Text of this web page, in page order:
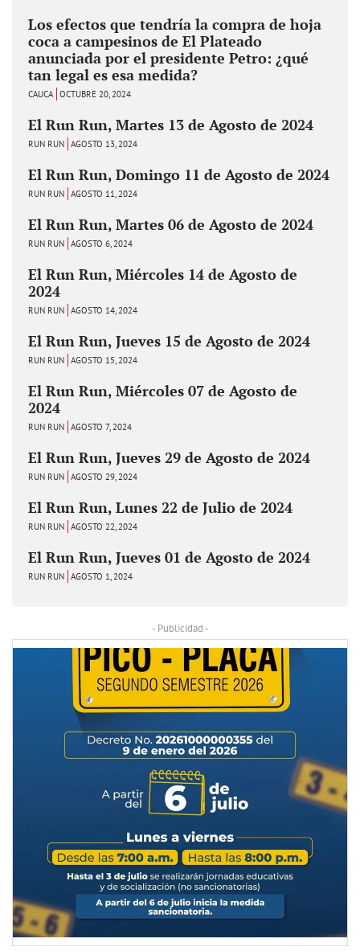
Los efectos que tendría la compra de hoja
coca a campesinos de El Plateado
anunciada por el presidente Petro: ¿qué
tan legal es esa medida?
CAUCA OCTUBRE 20, 2024
El Run Run, Martes 13 de Agosto de 2024
RUN RUN AGOSTO 13, 2024
El Run Run, Domingo 11 de Agosto de 2024
RUN RUN AGOSTO 11, 2024
El Run Run, Martes 06 de Agosto de 2024
RUN RUN AGOSTO 6, 2024
El Run Run, Miércoles 14 de Agosto de
2024
RUN RUN AGOSTO 14, 2024
El Run Run, Jueves 15 de Agosto de 2024
RUN RUN AGOSTO 15, 2024
El Run Run, Miércoles 07 de Agosto de
2024
RUN RUN AGOSTO 7, 2024
El Run Run, Jueves 29 de Agosto de 2024
RUN RUN AGOSTO 29, 2024
El Run Run, Lunes 22 de Julio de 2024
RUN RUN AGOSTO 22, 2024
El Run Run, Jueves 01 de Agosto de 2024
RUN RUN AGOSTO 1, 2024
- Publicidad -